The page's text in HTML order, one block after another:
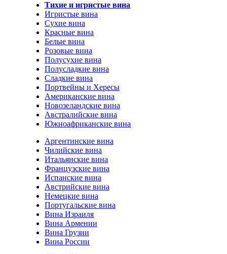
Тихие и игристые вина
Игристые вина
Сухие вина
Красные вина
Белые вина
Розовые вина
Полусухие вина
Полусладкие вина
Сладкие вина
Портвейны и Хересы
Американские вина
Новозеландские вина
Австралийские вина
Южноафриканские вина
Аргентинские вина
Чилийские вина
Итальянские вина
Французские вина
Испанские вина
Австрийские вина
Немецкие вина
Португальские вина
Вина Израиля
Вина Армении
Вина Грузии
Вина России